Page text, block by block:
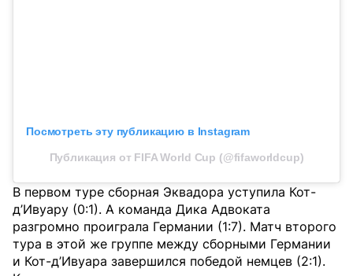
Посмотреть эту публикацию в Instagram
Публикация от FIFA World Cup (@fifaworldcup)
В первом туре сборная Эквадора уступила Кот-
д’Ивуару (0:1). А команда Дика Адвоката
разгромно проиграла Германии (1:7). Матч второго
тура в этой же группе между сборными Германии
и Кот-д’Ивуара завершился победой немцев (2:1).